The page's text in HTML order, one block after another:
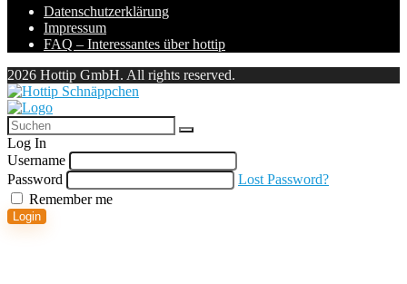
Datenschutzerklärung
Impressum
FAQ – Interessantes über hottip
2026 Hottip GmbH. All rights reserved.
Log In
Username
Password
Lost Password?
Remember me
Login